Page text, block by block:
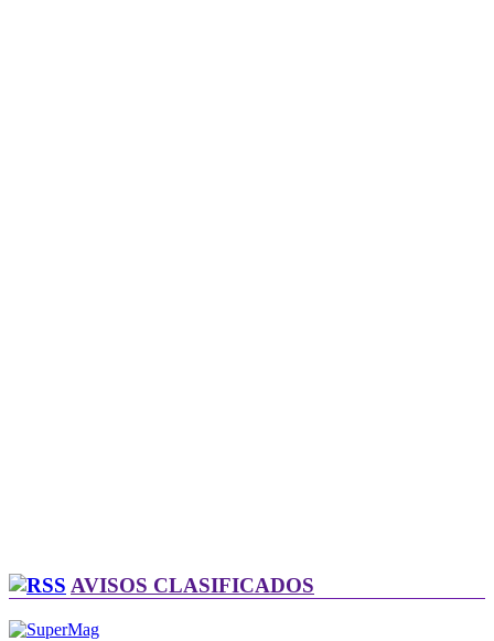
AVISOS CLASIFICADOS